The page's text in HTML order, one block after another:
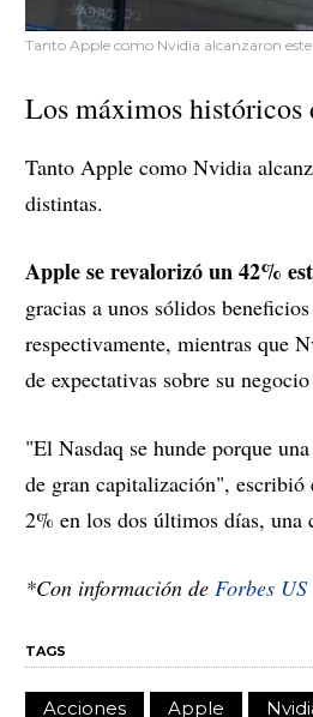
Tanto Apple como Nvidia alcanzaron
Los máximos
Tanto Apple como Nvidia
distintas.
Apple se revalorizó un 42%
gracias a unos sólidos
respectivamente, mientras que
de expectativas sobre su
"El Nasdaq se hunde porque
de gran capitalización",
2% en los dos últimos días, una
*Con información de Forbes US
TAGS
Acciones Apple